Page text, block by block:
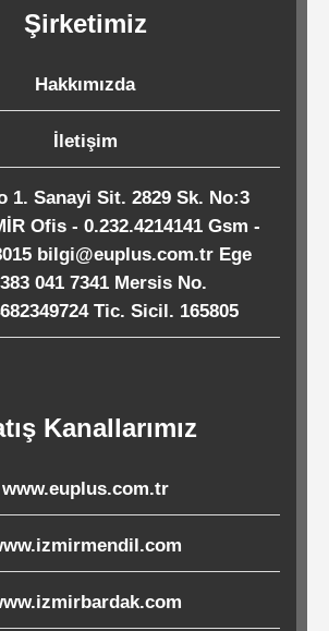
Şirketimiz
Hakkımızda
İletişim
1. Sanayi Sit. 2829 Sk. No:3
Ofis - 0.232.4214141 Gsm -
bilgi@euplus.com.tr Ege
041 7341 Mersis No.
Tic. Sicil. 165805
Kanallarımız
www.euplus.com.tr